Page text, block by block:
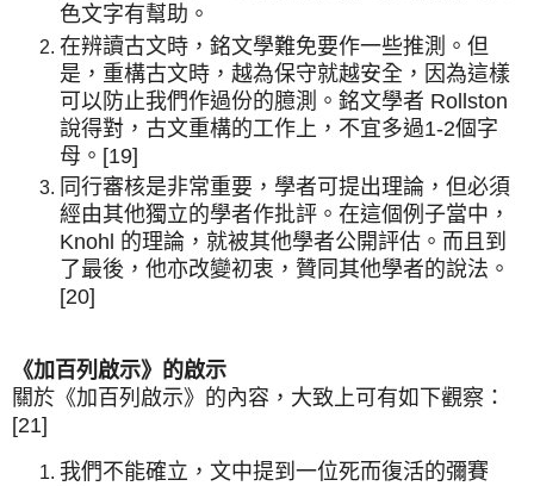
色文字有幫助。
在辨讀古文時，銘文學難免要作一些推測。但
是，重構古文時，越為保守就越安全，因為這樣
可以防止我們作過份的臆測。銘文學者 Rollston
說得對，古文重構的工作上，不宜多過1-2個字
母。[19]
同行審核是非常重要，學者可提出理論，但必須
經由其他獨立的學者作批評。在這個例子當中，
Knohl 的理論，就被其他學者公開評估。而且到
了最後，他亦改變初衷，贊同其他學者的說法。
[20]
《加百列啟示》的啟示
關於《加百列啟示》的內容，大致上可有如下觀察：
[21]
我們不能確立，文中提到一位死而復活的彌賽